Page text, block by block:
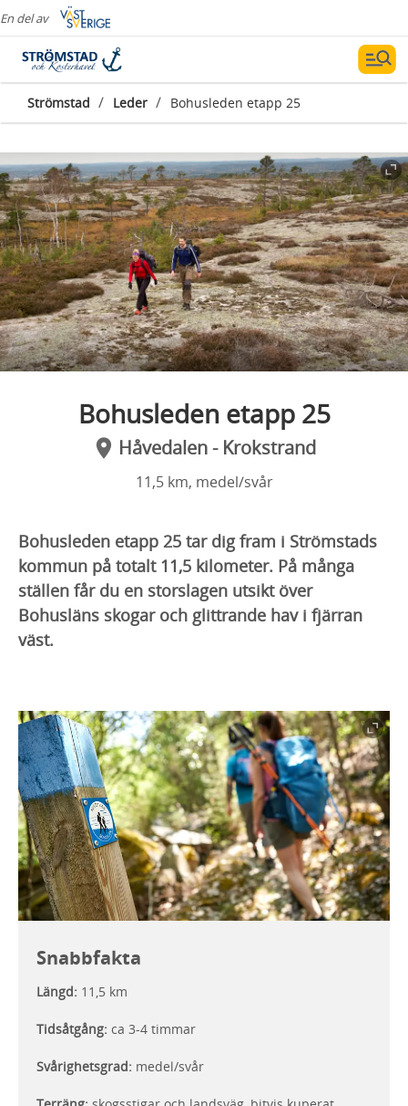
En del av
Strömstad / Leder / Bohusleden etapp 25
Bohusleden etapp 25
Håvedalen - Krokstrand
11,5 km, medel/svår
Bohusleden etapp 25 tar dig fram i Strömstads
kommun på totalt 11,5 kilometer. På många
ställen får du en storslagen utsikt över
Bohusläns skogar och glittrande hav i fjärran
väst.
Snabbfakta
Längd: 11,5 km
Tidsåtgång: ca 3-4 timmar
Svårighetsgrad: medel/svår